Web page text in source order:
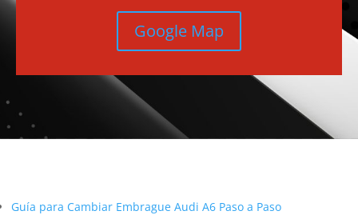
Google Map
Guía para Cambiar Embrague Audi A6 Paso a Paso